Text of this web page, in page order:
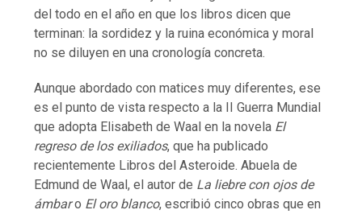
del todo en el año en que los libros dicen que
terminan: la sordidez y la ruina económica y moral
no se diluyen en una cronología concreta.
Aunque abordado con matices muy diferentes, ese
es el punto de vista respecto a la II Guerra Mundial
que adopta Elisabeth de Waal en la novela El
regreso de los exiliados, que ha publicado
recientemente Libros del Asteroide. Abuela de
Edmund de Waal, el autor de La liebre con ojos de
ámbaro El oro blanco, escribió cinco obras que en